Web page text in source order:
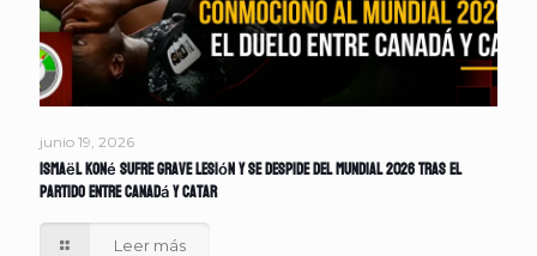
junio 19, 2026
Ismaël Koné sufre grave lesión y se despide del Mundial 2026 tras el
partido entre Canadá y Catar
Leer más